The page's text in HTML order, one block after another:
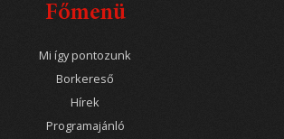
Főmenü
Mi így pontozunk
Borkereső
Hírek
Programajánló